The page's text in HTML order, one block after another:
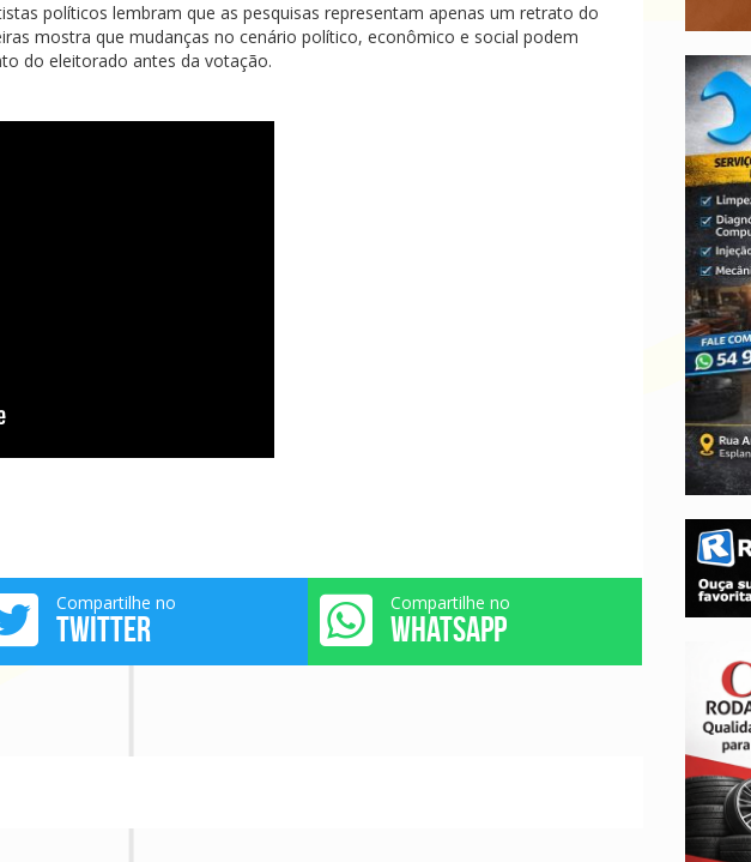
políticos lembram que as pesquisas representam apenas um retrato do
mostra que mudanças no cenário político, econômico e social podem
do eleitorado antes da votação.
Compartilhe no
TWITTER
Compartilhe no
WHATSAPP